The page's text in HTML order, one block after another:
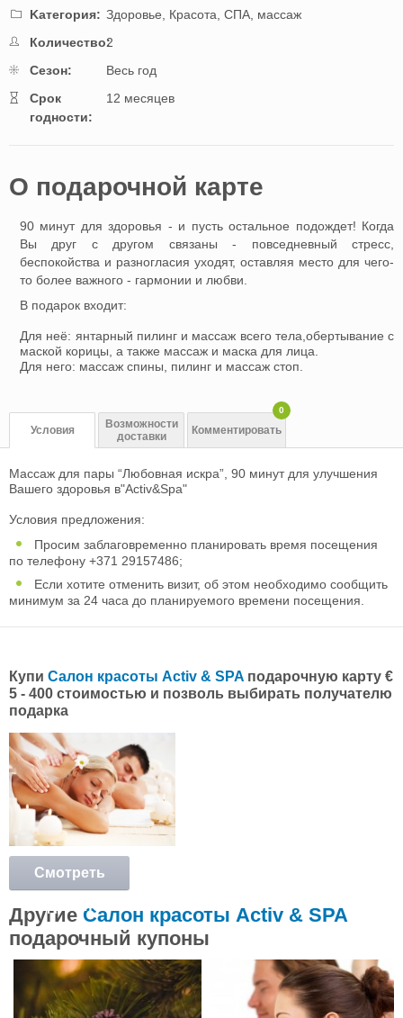
Kатегория: Здоровье, Красота, СПА, массаж
Количество:2
Cезон:
Весь год
Cрок
годности:
12 месяцев
O подарочной картe
90 минут для здоровья - и пусть остальное подождет! Когда
Вы друг с другом связаны - повседневный стресс,
беспокойства и разногласия уходят, оставляя место для чего-
то более важного - гармонии и любви.
В подарок входит:
Для неё: янтарный пилинг и массаж всего тела,обертывание с
маской корицы, а также массаж и маска для лица.
Для него: массаж спины, пилинг и массаж стоп.
Условия
Возможности
доставки
Комментировать
0
Массаж для пары “Любовная искра”, 90 минут для улучшения
Вашего здоровья в"Activ&Spa"
Условия предложения:
Просим заблаговременно планировать время посещения
по телефону +371 29157486;
Если хотите отменить визит, об этом необходимо сообщить
минимум за 24 часа до планируемого времени посещения.
Купи Салон красоты Activ & SPA подарочную карту €
5 - 400 стоимостью и позволь выбирать получателю
подарка
Смотреть
подробнее
Другие Салон красоты Activ & SPA
подарочный купоны